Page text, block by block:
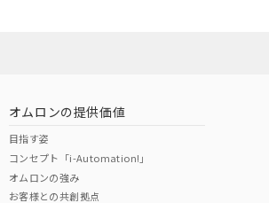
オムロンの提供価値
目指す姿
コンセプト「i-Automation!」
オムロンの強み
お客様との共創拠点